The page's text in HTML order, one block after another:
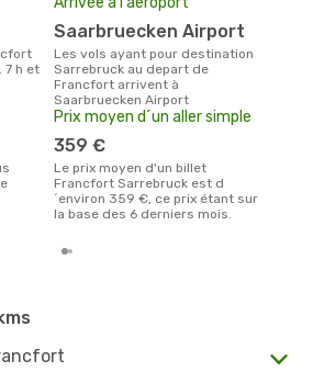
7 h et
Saarbruecken Airport
Les vols ayant pour destination
Sarrebruck au depart de
Francfort arrivent à
Saarbruecken Airport
Prix moyen d´un aller simple
359 €
Le prix moyen d'un billet
Francfort Sarrebruck est d
´environ 359 €, ce prix étant sur
la base des 6 derniers mois.